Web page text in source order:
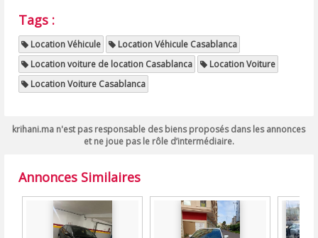
Tags :
Location Véhicule
Location Véhicule Casablanca
Location voiture de location Casablanca
Location Voiture
Location Voiture Casablanca
krihani.ma n'est pas responsable des biens proposés dans les annonces
et ne joue pas le rôle d’intermédiaire.
Annonces Similaires